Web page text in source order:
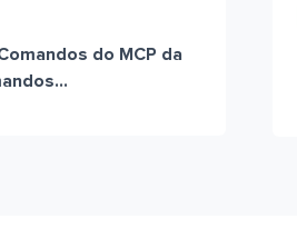
do MCP da